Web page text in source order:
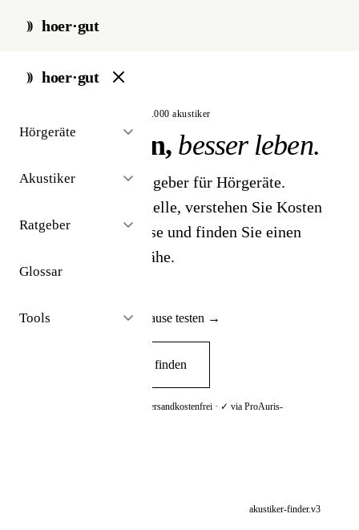
hoer·gut
hoer·gut
Hörgeräte
Akustiker
Ratgeber
Glossar
Tools
unabhängig · seit 2014 · über 3.000 akustiker
Besser hören, besser leben.
Der unabhängige Ratgeber für Hörgeräte.
Vergleichen Sie Modelle, verstehen Sie Kosten
und Kassen-Zuschüsse und finden Sie einen
Akustiker in Ihrer Nähe.
Hörgerät 30 Tage zuhause testen →
Akustiker in der Nähe finden
✓ kostenlos & unverbindlich · ✓ versandkostenfrei · ✓ via ProAuris-
akustiker-finder.v3